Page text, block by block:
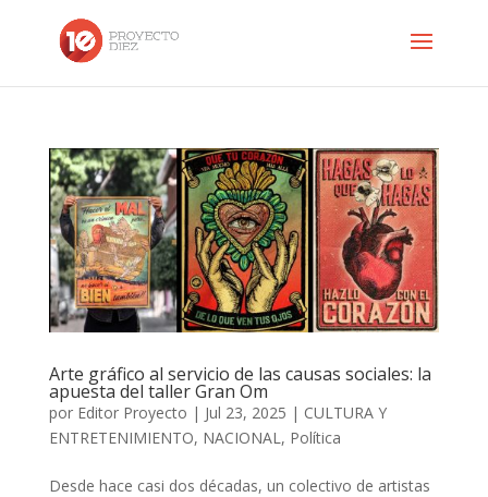
Arte gráfico al servicio de las causas sociales: la
apuesta del taller Gran Om
por Editor Proyecto | Jul 23, 2025 | CULTURA Y
ENTRETENIMIENTO, NACIONAL , Política
Desde hace casi dos décadas, un colectivo de artistas